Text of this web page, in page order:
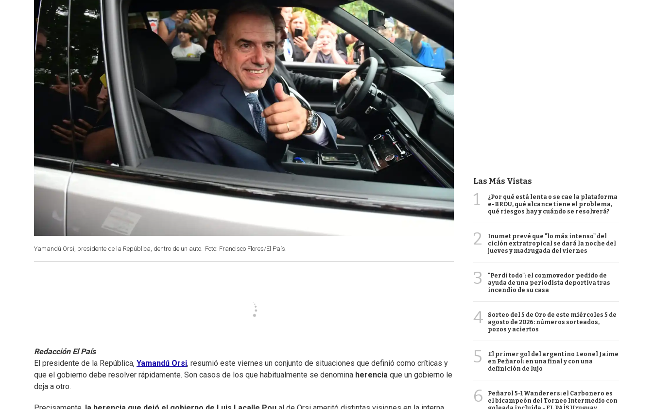
Yamandú Orsi, presidente de la República, dentro de un auto. Foto: Francisco Flores/El País.
Redacción El País
El presidente de la República, Yamandú Orsi, resumió este viernes un conjunto de situaciones que definió como críticas y
que el gobierno debe resolver rápidamente. Son casos de los que habitualmente se denomina herencia que un gobierno le
deja a otro.
Las Más Vistas
1
¿Por qué está lenta o se cae la plataforma
e-BROU, qué alcance tiene el problema,
qué riesgos hay y cuándo se resolverá?
2
Inumet prevé que "lo más intenso" del
ciclón extratropical se dará la noche del
jueves y madrugada del viernes
3
"Perdí todo": el conmovedor pedido de
ayuda de una periodista deportiva tras
incendio de su casa
4
Sorteo del 5 de Oro de este miércoles 5 de
agosto de 2026: números sorteados,
pozos y aciertos
5
El primer gol del argentino Leonel Jaime
en Peñarol: en una final y con una
definición de lujo
6
Peñarol 5-1 Wanderers: el Carbonero es
el bicampeón del Torneo Intermedio con